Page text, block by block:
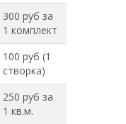
300 руб за
1 комплект
100 руб (1
створка)
250 руб за
1 кв.м.